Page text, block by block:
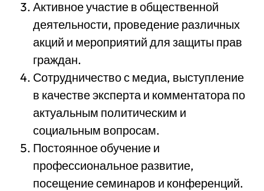
Активное участие в общественной
деятельности, проведение различных
акций и мероприятий для защиты прав
граждан.
Сотрудничество с медиа, выступление
в качестве эксперта и комментатора по
актуальным политическим и
социальным вопросам.
Постоянное обучение и
профессиональное развитие,
посещение семинаров и конференций.